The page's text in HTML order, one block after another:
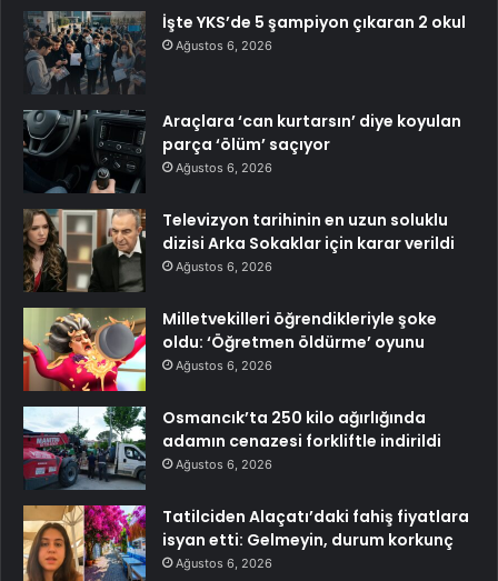
İşte YKS’de 5 şampiyon çıkaran 2 okul
Ağustos 6, 2026
Araçlara ‘can kurtarsın’ diye koyulan
parça ‘ölüm’ saçıyor
Ağustos 6, 2026
Televizyon tarihinin en uzun soluklu
dizisi Arka Sokaklar için karar verildi
Ağustos 6, 2026
Milletvekilleri öğrendikleriyle şoke
oldu: ‘Öğretmen öldürme’ oyunu
Ağustos 6, 2026
Osmancık’ta 250 kilo ağırlığında
adamın cenazesi forkliftle indirildi
Ağustos 6, 2026
Tatilciden Alaçatı’daki fahiş fiyatlara
isyan etti: Gelmeyin, durum korkunç
Ağustos 6, 2026